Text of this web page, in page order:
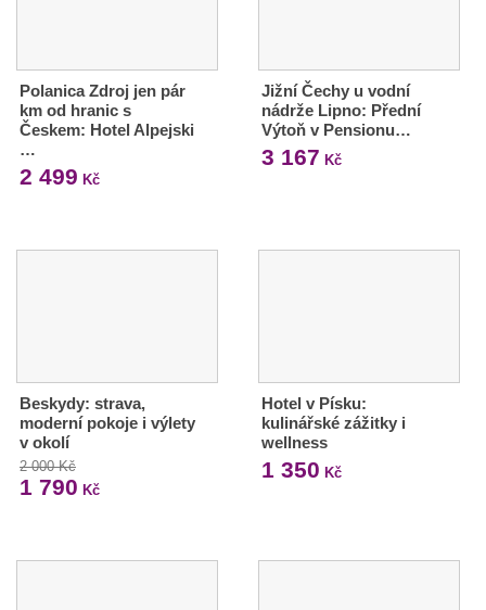
Polanica Zdroj jen pár
km od hranic s
Českem: Hotel Alpejski
…
2 499 Kč
Jižní Čechy u vodní
nádrže Lipno: Přední
Výtoň v Pensionu…
3 167 Kč
Beskydy: strava,
moderní pokoje i výlety
v okolí
2 000 Kč
1 790 Kč
Hotel v Písku:
kulinářské zážitky i
wellness
1 350 Kč